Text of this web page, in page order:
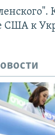
США к